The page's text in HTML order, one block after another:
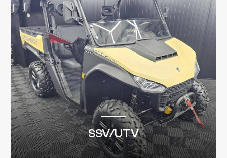
SSV/UTV